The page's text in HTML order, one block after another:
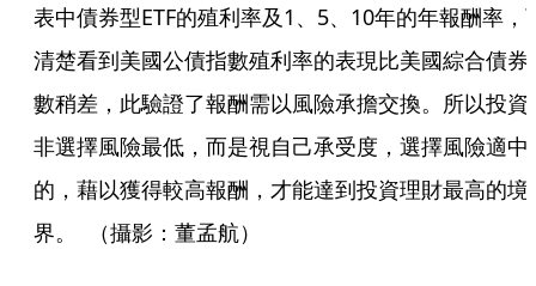
表中債券型ETF的殖利率及1、5、10年的年報酬率，
清楚看到美國公債指數殖利率的表現比美國綜合債券
數稍差，此驗證了報酬需以風險承擔交換。所以投資
非選擇風險最低，而是視自己承受度，選擇風險適中
的，藉以獲得較高報酬，才能達到投資理財最高的境
界。  （攝影：董孟航）